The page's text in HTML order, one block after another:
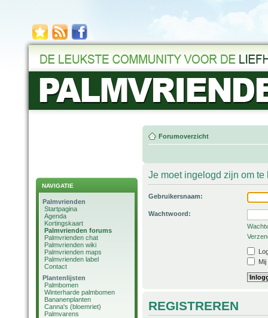
NAVIGATIE
Palmvrienden
Startpagina
Agenda
Kortingskaart
Palmvrienden forums
Palmvrienden chat
Palmvrienden wiki
Palmvrienden maps
Palmvrienden label
Contact
Plantenlijsten
Palmbomen
Winterharde palmbomen
Bananenplanten
Canna's (bloemriet)
Palmvarens
Forumoverzicht
Je moet ingelogd zijn om
Gebruikersnaam:
Wachtwoord:
REGISTREREN